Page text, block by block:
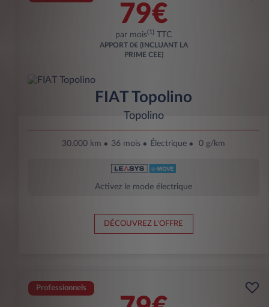
79€
par mois(1) TTC
APPORT 0€ (INCLUANT LA
PRIME CEE)
FIAT Topolino
Topolino
30.000 km 36 mois Électrique 0 g/km
Activez le mode électrique
DÉCOUVREZ L'OFFRE
Professionnels